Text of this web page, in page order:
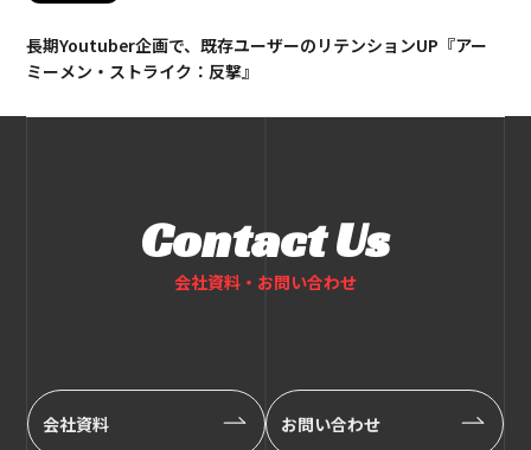
長期Youtuber企画で、既存ユーザーのリテンションUP『アー
ミーメン・ストライク：反撃』
Contact Us
会社資料・お問い合わせ
会社資料 お問い合わせ